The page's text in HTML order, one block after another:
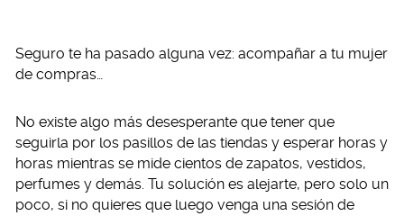
Seguro te ha pasado alguna vez: acompañar a tu mujer
de compras…
No existe algo más desesperante que tener que
seguirla por los pasillos de las tiendas y esperar horas y
horas mientras se mide cientos de zapatos, vestidos,
perfumes y demás. Tu solución es alejarte, pero solo un
poco, si no quieres que luego venga una sesión de